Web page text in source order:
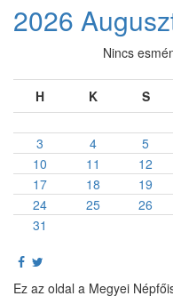
2026
Nincs
H K S
3
4 5
10
11 12
17
18 19
24
25 26
31
Ez az oldal a Megyei